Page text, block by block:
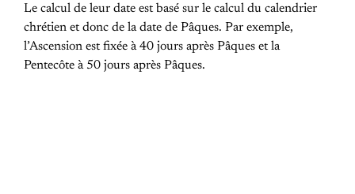
Le calcul de leur date est basé sur le calcul du calendrier
chrétien et donc de la date de Pâques. Par exemple,
l’Ascension est fixée à 40 jours après Pâques et la
Pentecôte à 50 jours après Pâques.